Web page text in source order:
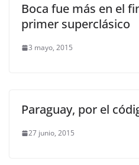
Boca fue más en el
primer superclásico
3 mayo, 2015
Paraguay, por el
27 junio, 2015